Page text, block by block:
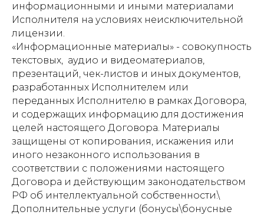
информационными и иными материалами
Исполнителя на условиях неисключительной
лицензии.
«Информационные материалы» - совокупность
текстовых, аудио и видеоматериалов,
презентаций, чек-листов и иных документов,
разработанных Исполнителем или
переданных Исполнителю в рамках Договора,
и содержащих информацию для достижения
целей настоящего Договора. Материалы
защищены от копирования, искажения или
иного незаконного использования в
соответствии с положениями настоящего
Договора и действующим законодательством
РФ об интеллектуальной собственности.\
Дополнительные услуги (бонусы\бонусные